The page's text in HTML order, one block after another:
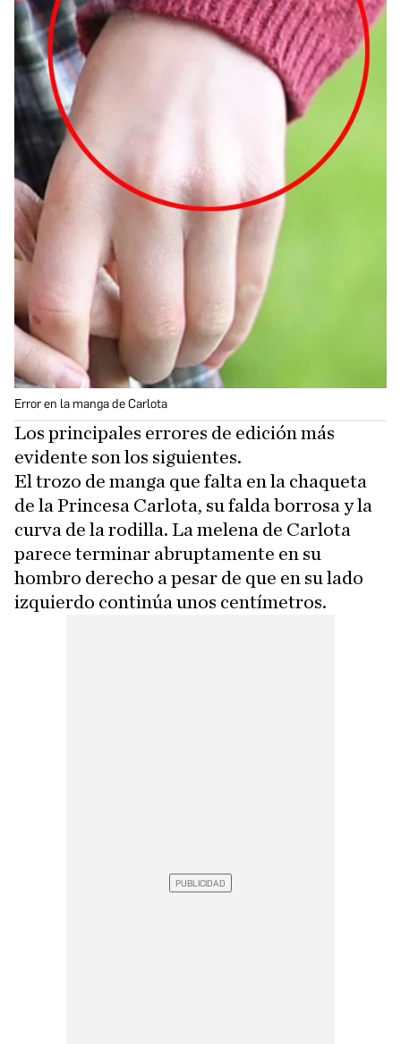
Error en la manga de Carlota
Los principales errores de edición más
evidente son los siguientes.
El trozo de manga que falta en la chaqueta
de la Princesa Carlota, su falda borrosa y la
curva de la rodilla. La melena de Carlota
parece terminar abruptamente en su
hombro derecho a pesar de que en su lado
izquierdo continúa unos centímetros.